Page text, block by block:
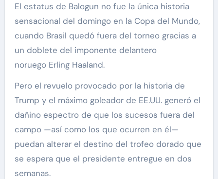
El estatus de Balogun no fue la única historia
sensacional del domingo en la Copa del Mundo,
cuando Brasil quedó fuera del torneo gracias a
un doblete del imponente delantero
noruego Erling Haaland.
Pero el revuelo provocado por la historia de
Trump y el máximo goleador de EE.UU. generó el
dañino espectro de que los sucesos fuera del
campo —así como los que ocurren en él—
puedan alterar el destino del trofeo dorado que
se espera que el presidente entregue en dos
semanas.